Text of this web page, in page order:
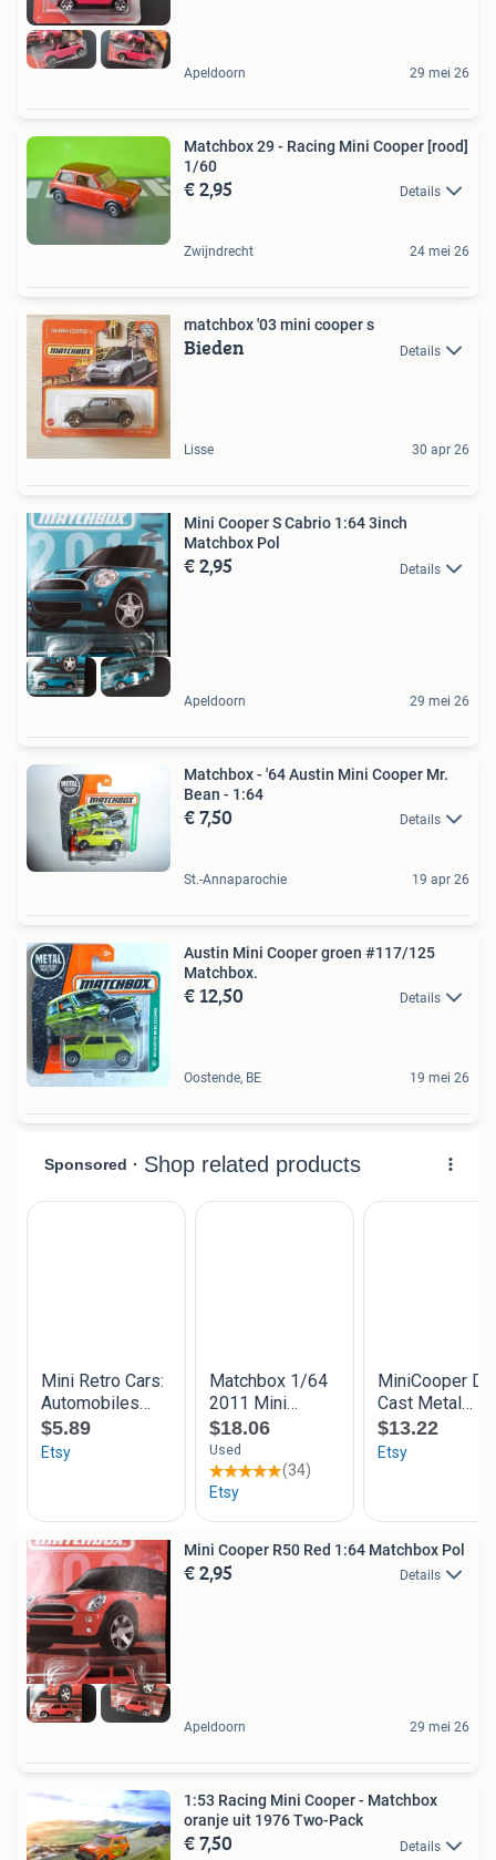
Apeldoorn 29 mei 26
Matchbox 29 - Racing Mini Cooper [rood]
1/60
€ 2,95 Details
Zwijndrecht 24 mei 26
matchbox '03 mini cooper s
Bieden Details
Lisse 30 apr 26
Mini Cooper S Cabrio 1:64 3inch
Matchbox Pol
€ 2,95 Details
Apeldoorn 29 mei 26
Matchbox - '64 Austin Mini Cooper Mr.
Bean - 1:64
€ 7,50 Details
St.-Annaparochie 19 apr 26
Austin Mini Cooper groen #117/125
Matchbox.
€ 12,50 Details
Oostende, BE 19 mei 26
Mini Cooper R50 Red 1:64 Matchbox Pol
€ 2,95 Details
Apeldoorn 29 mei 26
1:53 Racing Mini Cooper - Matchbox
oranje uit 1976 Two-Pack
€ 7,50 Details